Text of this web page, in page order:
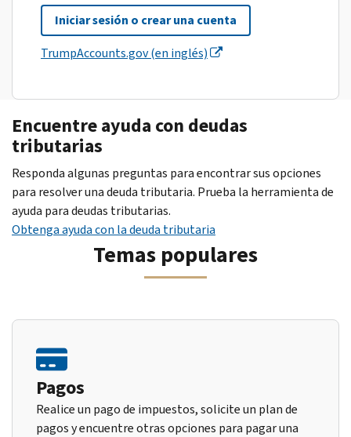
Iniciar sesión o crear una cuenta
TrumpAccounts.gov (en inglés)
Encuentre ayuda con deudas
tributarias
Responda algunas preguntas para encontrar sus opciones
para resolver una deuda tributaria. Prueba la herramienta de
ayuda para deudas tributarias.
Obtenga ayuda con la deuda tributaria
Temas populares
Pagos
Realice un pago de impuestos, solicite un plan de
pagos y encuentre otras opciones para pagar una